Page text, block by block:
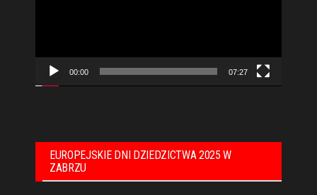
00:00 07:27
EUROPEJSKIE DNI DZIEDZICTWA 2025 W
ZABRZU